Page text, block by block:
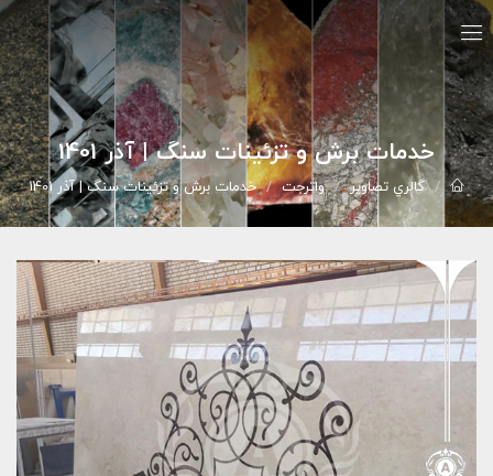
خدمات برش و تزئینات سنگ | آذر 1401
گالري تصاوير واترجت خدمات برش و تزئینات سنگ | آذر 1401